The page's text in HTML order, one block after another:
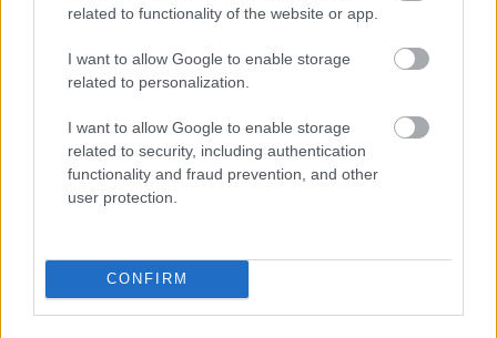
related to functionality of the website or app.
I want to allow Google to enable storage
related to personalization.
I want to allow Google to enable storage
related to security, including authentication
functionality and fraud prevention, and other
user protection.
CONFIRM
Bez diploma, darba un
izbijis slepkava!? Vai tiešām
jebkurš var kandidēt